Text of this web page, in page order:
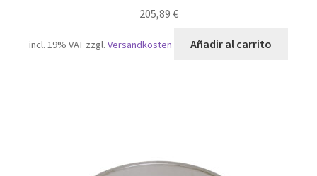
205,89 €
incl. 19% VAT zzgl.Versandkosten Añadir al carrito